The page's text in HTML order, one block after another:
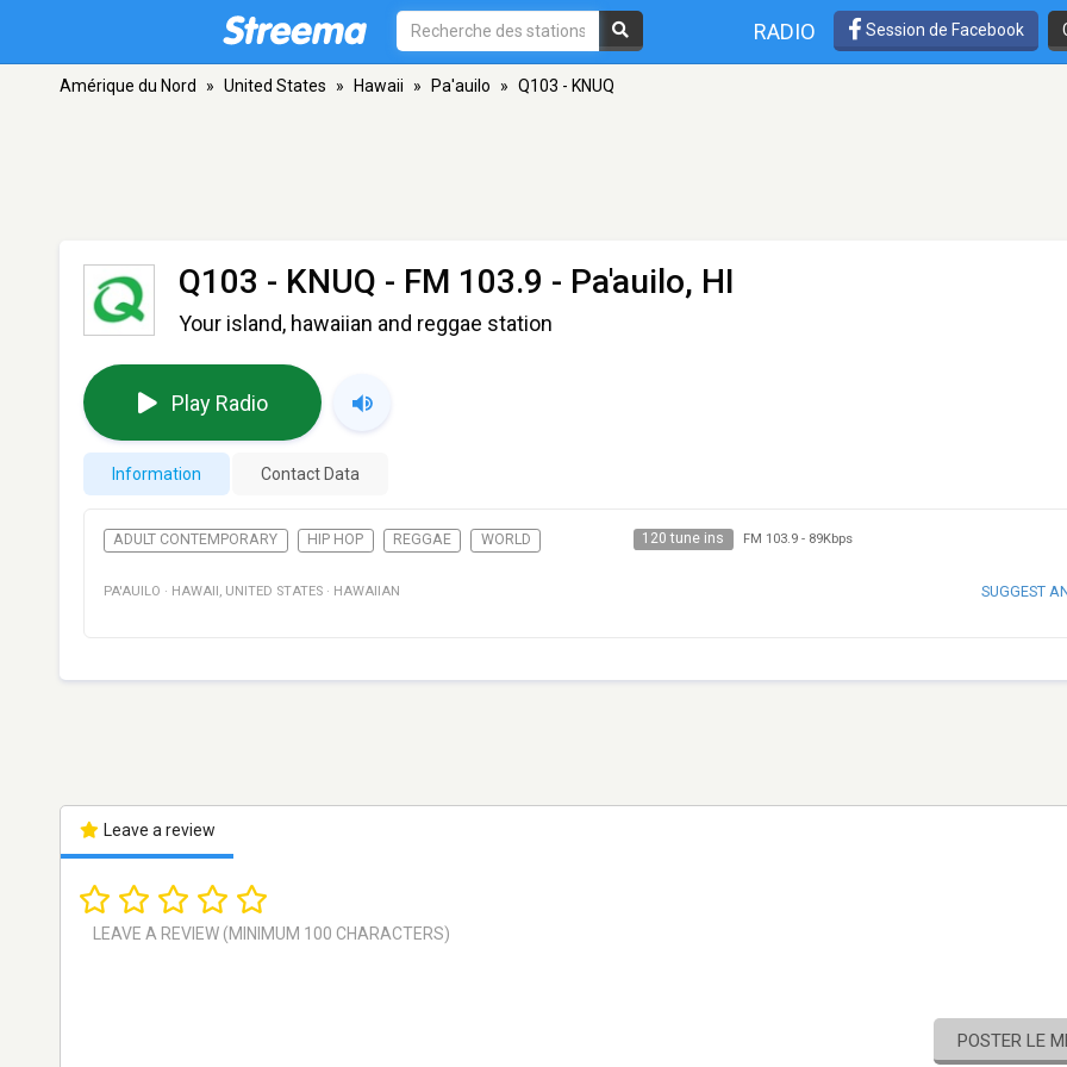
RADIO Session de Facebook
Amérique du Nord » United States » Hawaii » Pa'auilo » Q103 - KNUQ
Q103 - KNUQ - FM 103.9 - Pa'auilo, HI
Your island, hawaiian and reggae station
Play Radio
Information Contact Data
ADULT CONTEMPORARY HIP HOP REGGAE WORLD 120 tune ins FM 103.9- 89Kbps
PA'AUILO · HAWAII , UNITED STATES · HAWAIIAN SUGGEST
Leave a review
POSTER LE